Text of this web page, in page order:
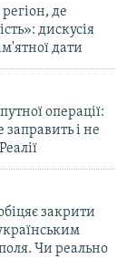
де
дискусія
дати
операції:
і не
закрити
Чи реально